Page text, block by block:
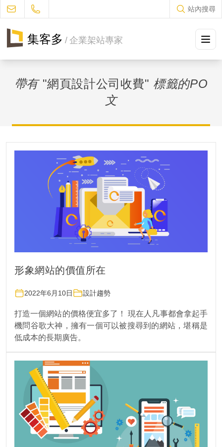
站內搜尋
集客多 / 企業架站專家
設計流程
常見問題
聯絡我們
促銷優惠
帶有"網頁設計公司收費" 標籤的PO
文
形象網站的價值所在
2022年6月10日 設計趨勢
打造一個網站的價格便宜多了！ 現在人凡事都會拿起手
機問谷歌大神，擁有一個可以被搜尋到的網站，堪稱是
低成本的長期廣告。